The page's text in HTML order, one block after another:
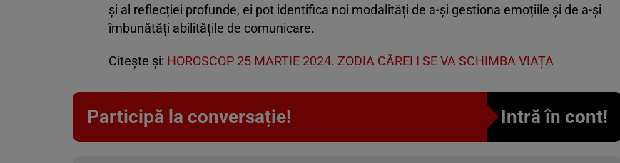
și al reflecției profunde, ei pot identifica noi modalități de a-și gestiona emoțiile și de a-și
îmbunătăți abilitățile de comunicare.
Citește și: HOROSCOP 25 MARTIE 2024. ZODIA CĂREI I SE VA SCHIMBA VIAȚA
Participă la conversație! Intră în cont!